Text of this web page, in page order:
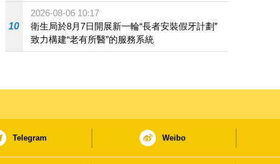
10
2026-08-06 10:17
衛生局於8月7日開展新一輪“長者安裝假牙計劃”
致力構建“老有所醫”的服務系統
Telegram Weibo